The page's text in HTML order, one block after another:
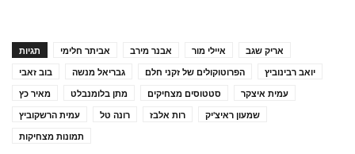
תגיות אביתר חלימי אבנר מירב איילי מור
אריק שגב
בוב זאבי
גבריאל מנשה הפרוטוקולים של זקני חלם
יואב רבינוביץ
מאיר כץ
מתן בלומנבלט סטטוסים מצחיקים
עמית איצקר
עמית הרשקוביץ
רונה טל רות אלבז
שמעון ראיצ'יק
תמונות מצחיקות